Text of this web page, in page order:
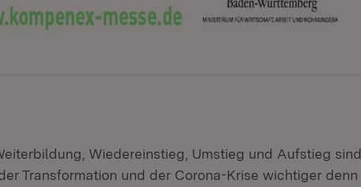
Wiedereinstieg, Umstieg und Aufstieg sind
Transformation und der Corona-Krise wichtiger denn